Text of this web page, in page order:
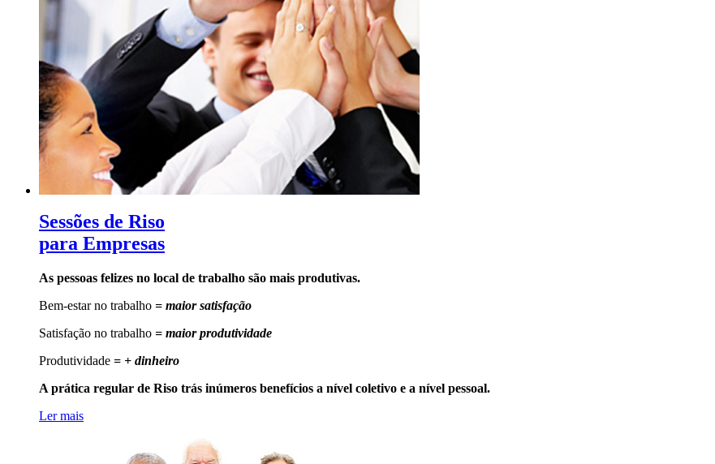
Sessões de Riso
para Empresas
As pessoas felizes no local de trabalho são mais produtivas.
Bem-estar no trabalho = maior satisfação
Satisfação no trabalho = maior produtividade
Produtividade = + dinheiro
A prática regular de Riso trás inúmeros benefícios a nível coletivo e a nível pessoal.
Ler mais